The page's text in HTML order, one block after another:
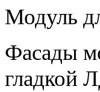
Модуль
Фасады
гладкой